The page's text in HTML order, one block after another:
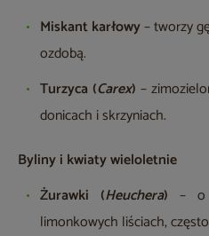
Miskant karłowy– tworzy
ozdobą.
Turzyca (Carex) –
donicach i skrzyniach.
Byliny i kwiaty wieloletnie
Żurawki (Heuchera) – o
limonkowych liściach,